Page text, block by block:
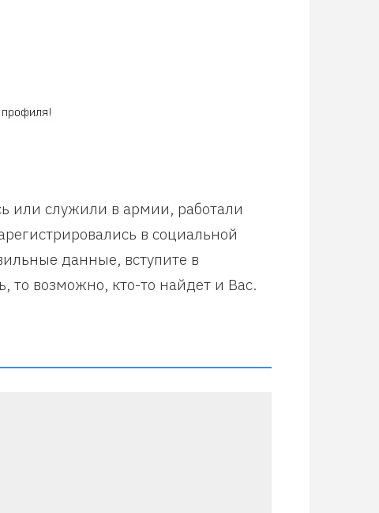
или служили в армии, работали
в социальной
данные, вступите в
то возможно, кто-то найдет и Вас.